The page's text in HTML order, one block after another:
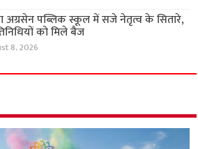
अग्रसेन पब्लिक स्कूल में सजे नेतृत्व के सितारे,
को मिले बैज
8, 2026